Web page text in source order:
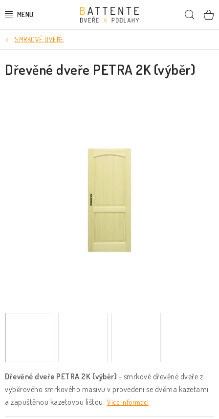
na
DVEŘE
SMRKOVÉ DVEŘE
SMRKOVÉ DVEŘE
Dřevěné dveře PETRA 2K (výběr) - smrkové dřevěné dveře z
výběrového smrkového masivu v provedení se dvěma kazetami
a zapuštěnou kazetovou lištou. Více informací
Dřevěné dveře PETRA 2K (výběr)